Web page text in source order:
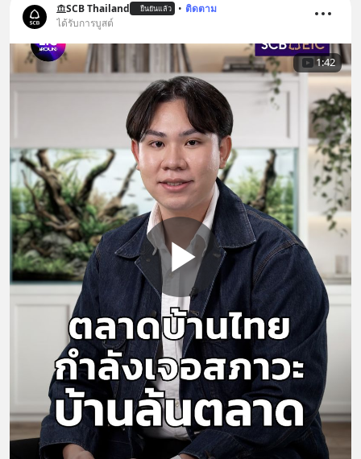
SCB Thailand ยืนยันแล้ว • ติดตาม
ได้รับการบูสต์
1:42